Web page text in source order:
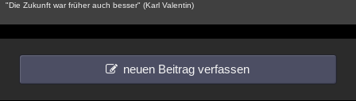
"Die Zukunft war früher auch besser" (Karl Valentin)
neuen Beitrag verfassen